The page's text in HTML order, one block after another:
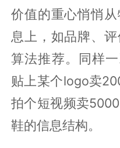
价值的重心悄悄
息上，如品牌、评
算法推荐。同样
贴上某个logo卖
拍个短视频卖
鞋的信息结构。